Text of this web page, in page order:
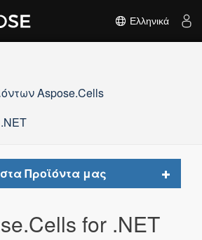
Ελληνικά
Aspose.Cells
Προϊόντα μας
Toggle
for .NET